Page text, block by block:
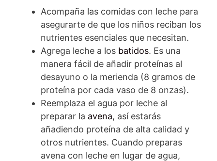
Acompaña las comidas con leche para
asegurarte de que los niños reciban los
nutrientes esenciales que necesitan.
Agrega leche a los batidos. Es una
manera fácil de añadir proteínas al
desayuno o la merienda (8 gramos de
proteína por cada vaso de 8 onzas).
Reemplaza el agua por leche al
preparar la avena, así estarás
añadiendo proteína de alta calidad y
otros nutrientes. Cuando preparas
avena con leche en lugar de agua,